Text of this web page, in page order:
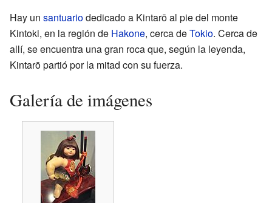
Hay un santuariodedicado a Kintarō al pie del monte
Kintoki, en la región de Hakone, cerca deTokio. Cerca de
allí, se encuentra una gran roca que, según la leyenda,
Kintarō partió por la mitad con su fuerza.
Galería de imágenes